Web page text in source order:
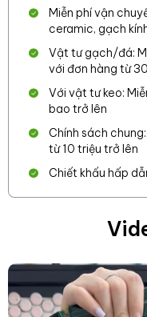
Miễn phí vận
ceramic, gạch
Vật tư gạch/đá:
với đơn hàng từ
Với vật tư keo:
bao trở lên
Chính sách
từ 10 triệu trở lên
Chiết khấu hấp